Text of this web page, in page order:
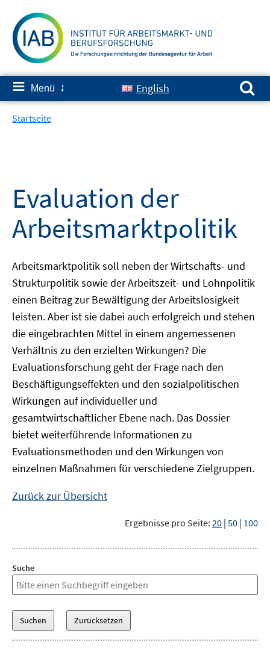
zum
Inhalt
≡ Menü ✘ English
Suchen nach:
Startseite
Evaluation der
Arbeitsmarktpolitik
Arbeitsmarktpolitik soll neben der Wirtschafts- und
Strukturpolitik sowie der Arbeitszeit- und Lohnpolitik
einen Beitrag zur Bewältigung der Arbeitslosigkeit
leisten. Aber ist sie dabei auch erfolgreich und stehen
die eingebrachten Mittel in einem angemessenen
Verhältnis zu den erzielten Wirkungen? Die
Evaluationsforschung geht der Frage nach den
Beschäftigungseffekten und den sozialpolitischen
Wirkungen auf individueller und
gesamtwirtschaftlicher Ebene nach. Das Dossier
bietet weiterführende Informationen zu
Evaluationsmethoden und den Wirkungen von
einzelnen Maßnahmen für verschiedene Zielgruppen.
Zurück zur Übersicht
Ergebnisse pro Seite: 20 | 50 | 100
Suche